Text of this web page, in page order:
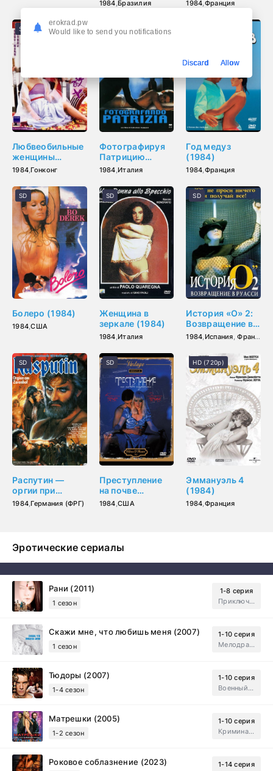
1984,Бразилия 1984,Франция
Любвеобильные
женщины
династии Тан
1984,Гонконг
SD
Фотографируя
Патрицию
(1984)
1984,Италия
FHD (1080p)
Год медуз
(1984)
1984,Франция
Болеро (1984)
1984,США
SD
Женщина в
зеркале (1984)
1984,Италия
SD
История «О» 2:
Возвращение в
Руасси (1984)
1984,Испания,Франция
SD
Распутин —
оргии при
царском дворе
(1984)
1984,Германия (ФРГ)
SD
Преступление
на почве
страсти (1984)
1984,США
SD
Эммануэль 4
(1984)
1984,Франция
HD (720p)
Эротические сериалы
Рани (2011)
1 сезон
1-8 серия
Приключения, Зарубежный, Мелодрама
Скажи мне, что любишь меня (2007)
1 сезон
1-10 серия
Мелодрама, Драма
Тюдоры (2007)
1-4 сезон
1-10 серия
Военный, Исторический, Зарубежный, Мелодрама, Драма
Матрешки (2005)
1-2 сезон
1-10 серия
Криминал, Драма
Роковое соблазнение (2023)
1-14 серия
erokrad.pw
Would like to send you notifications
Discard Allow